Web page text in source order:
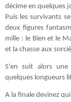
décime en quelques
Puis les survivants
deux figures
mille : le Bien et le
et la chasse aux
S'en suit alors
quelques longueurs
A la finale devinez